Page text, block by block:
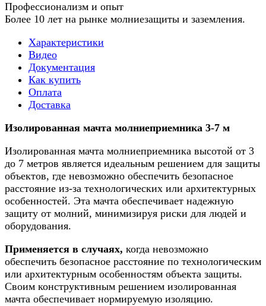
Профессионализм и опыт
Более 10 лет на рынке молниезащиты и заземления.
Характеристики
Видео
Документация
Как купить
Оплата
Доставка
Изолированная мачта молниеприемника 3-7 м
Изолированная мачта молниеприемника высотой от 3
до 7 метров является идеальным решением для защиты
объектов, где невозможно обеспечить безопасное
расстояние из-за технологических или архитектурных
особенностей. Эта мачта обеспечивает надежную
защиту от молний, минимизируя риски для людей и
оборудования.
Применяется в случаях, когда невозможно
обеспечить безопасное расстояние по технологическим
или архитектурным особенностям объекта защиты.
Своим конструктивным решением изолированная
мачта обеспечивает нормируемую изоляцию.